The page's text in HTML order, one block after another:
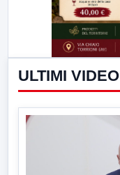
ULTIMI VIDEO